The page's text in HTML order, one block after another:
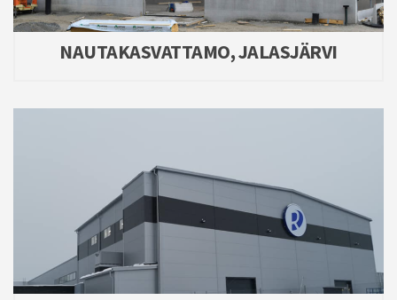
NAUTAKASVATTAMO, JALASJÄRVI